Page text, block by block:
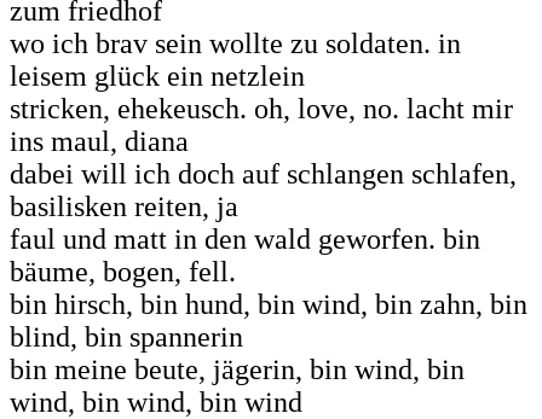
zum friedhof
wo ich brav sein wollte zu soldaten. in
leisem glück ein netzlein
stricken, ehekeusch. oh, love, no. lacht mir
ins maul, diana
dabei will ich doch auf schlangen schlafen,
basilisken reiten, ja
faul und matt in den wald geworfen. bin
bäume, bogen, fell.
bin hirsch, bin hund, bin wind, bin zahn, bin
blind, bin spannerin
bin meine beute, jägerin, bin wind, bin
wind, bin wind, bin wind